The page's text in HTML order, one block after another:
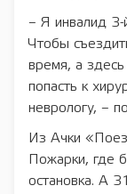
– Я инвалид 3-
Чтобы
время, а
попасть к
неврологу, –
Из Ачки
Пожарки, где
остановка. А